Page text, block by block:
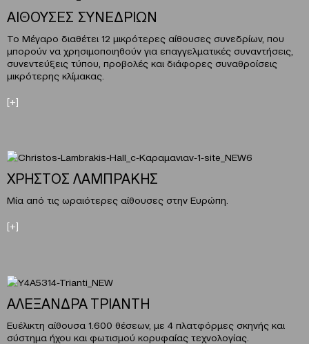
ΑΙΘΟΥΣΕΣ ΣΥΝΕΔΡΙΩΝ
Το Μέγαρο διαθέτει 12 μικρότερες αίθουσες συνεδρίων, που
μπορούν να χρησιμοποιηθούν για επαγγελματικές συναντήσεις,
συνεντεύξεις τύπου, προβολές και διάφορες συναθροίσεις
μικρότερης κλίμακας.
[+]
ΧΡΗΣΤΟΣ ΛΑΜΠΡΑΚΗΣ
Mία από τις ωραιότερες αίθουσες στην Ευρώπη.
[+]
ΑΛΕΞΑΝΔΡΑ ΤΡΙΑΝΤΗ
Ευέλικτη αίθουσα 1.600 θέσεων, με 4 πλατφόρμες σκηνής και
σύστημα ήχου και φωτισμού κορυφαίας τεχνολογίας.